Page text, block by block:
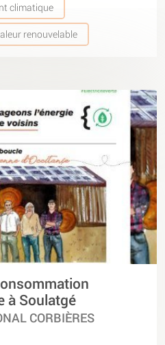
climatique
renouvelable
à Soulatgé
CORBIÈRES